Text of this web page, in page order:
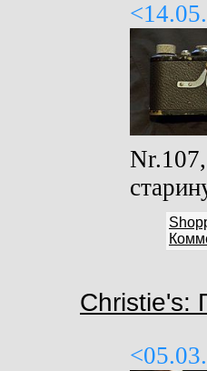
Christie's: